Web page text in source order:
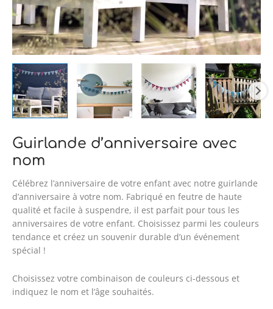
Guirlande d’anniversaire avec
nom
Célébrez l’anniversaire de votre enfant avec notre guirlande
d’anniversaire à votre nom. Fabriqué en feutre de haute
qualité et facile à suspendre, il est parfait pour tous les
anniversaires de votre enfant. Choisissez parmi les couleurs
tendance et créez un souvenir durable d’un événement
spécial !
Choisissez votre combinaison de couleurs ci-dessous et
indiquez le nom et l’âge souhaités.